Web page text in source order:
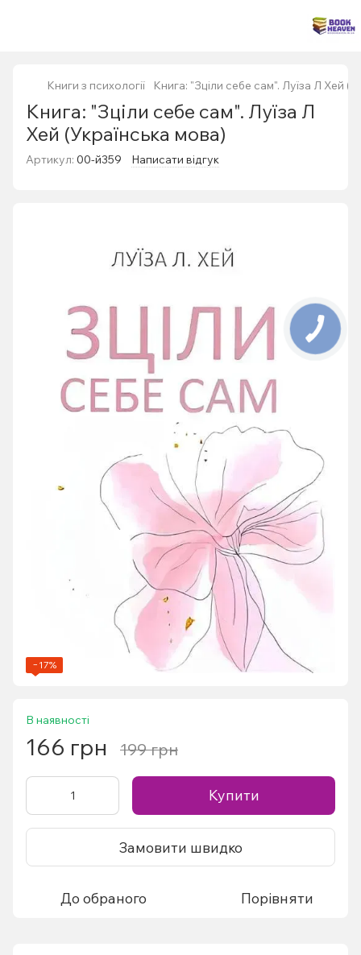
Книги з психології Книга: "Зціли себе сам". Луїза Л Хей
Книга: "Зціли себе сам". Луїза Л
Хей (Українська мова)
Артикул: 00-й359 Написати відгук
−17%
В наявності
166 грн 199 грн
Купити
Замовити швидко
До обраного Порівняти